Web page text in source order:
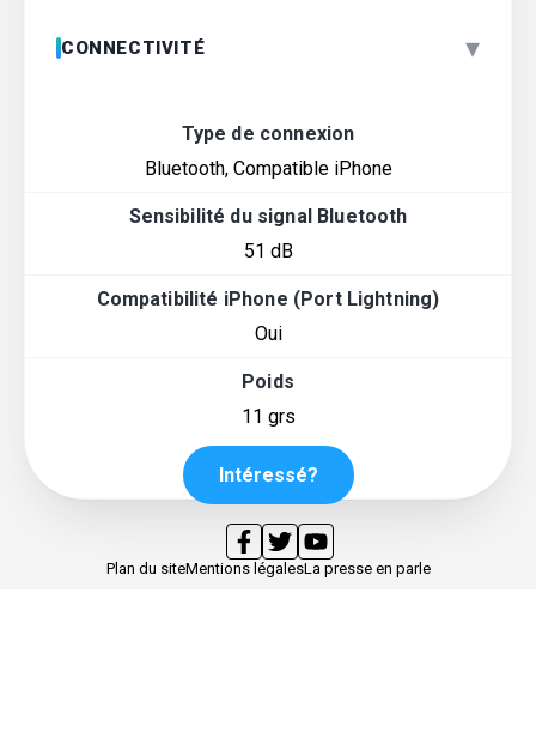
CONNECTIVITÉ ▾
Type de connexion
Bluetooth, Compatible iPhone
Sensibilité du signal Bluetooth
51 dB
Compatibilité iPhone (Port Lightning)
Oui
Poids
11 grs
Intéressé?
Plan du siteMentions légalesLa presse en parle